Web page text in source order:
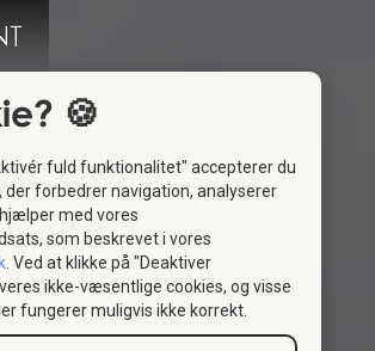
🍪
fuld funktionalitet" accepterer du
der forbedrer navigation, analyserer
med vores
som beskrevet i vores
. Ved at klikke på "Deaktiver
ikke-væsentlige cookies, og visse
fungerer muligvis ikke korrekt.